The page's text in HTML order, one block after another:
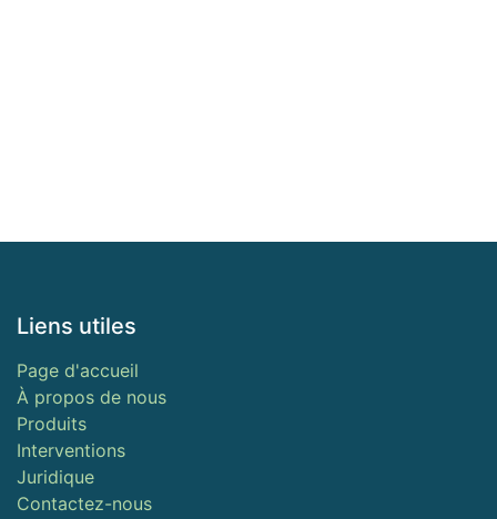
Liens utiles
Page d'accueil
À propos de nous
Produits
Interventions
Juridique
Contactez-nous